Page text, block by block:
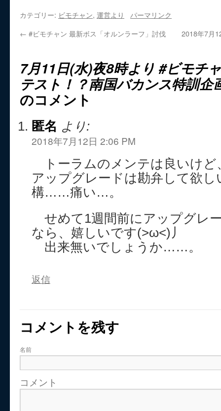
カテゴリー: ビモチャン, 運営より
パーマリンク
← #ビモチャン 最新ボス「オルンラーフ」討伐 2018年7月
7月11日(水)夜8時より #ビモチ
テスト！？南国バカンス特訓企
のコメント
匿名 より:
2018年7月12日 2:06 PM
トーラムのメンテは良いけど
アップグレードは勘弁して欲し
構……痛い…。
せめて1週間前にアップグレ
なら、嬉しいです(>ω<)丿
出来無いでしょうか……。
返信
コメントを残す
名前
コメント